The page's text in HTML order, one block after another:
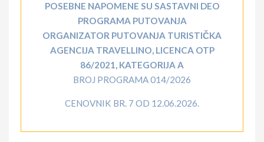
POSEBNE NAPOMENE SU SASTAVNI DEO
PROGRAMA PUTOVANJA
ORGANIZATOR PUTOVANJA TURISTIČKA
AGENCIJA TRAVELLINO, LICENCA OTP
86/2021, KATEGORIJA A
BROJ PROGRAMA 014/2026
CENOVNIK BR. 7 OD 12.06.2026.